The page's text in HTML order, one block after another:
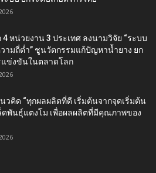
4 หน่วยงาน 3 ประเทศ ลงนามวิจัย “ระบบ
ามถี่ต่ำ” ชูนวัตกรรมแก้ปัญหาน้ำยาง ยก
แข่งขันในตลาดโลก
วคิด “ทุกผลผลิตที่ดี เริ่มต้นจากจุดเริ่มต้น
ดพันธุ์แตงโม เพื่อผลผลิตที่มีคุณภาพของ